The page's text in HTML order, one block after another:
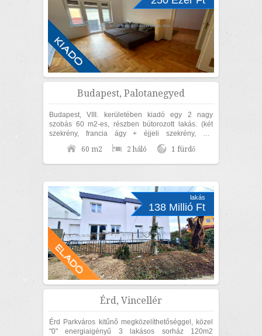
Budapest, Palotanegyed
Budapest, VIII. kerületében kiadó egy 2 nagy
szobás 60 m2-es, részben bútorozott lakás. (két
szekrény, francia ágy + éjjeli szekrény, ülő
garnitúra, étkező garnitúra). Az ingatlan...
60 m2 2 háló 1 fürdő
lakás
138 Millió Ft
Érd, Vincellér
Érd Parkváros kitűnő megközelíthetőséggel, közel
"0" energiaigényű 3 lakásos sorház 120m2